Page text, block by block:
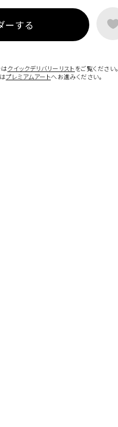
ーする
クイックデリバリーリストをご覧ください。
プレミアムアートへお進みください。